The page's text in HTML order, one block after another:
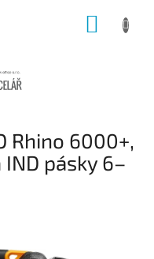
Rhino 6000+,
pásky 6–